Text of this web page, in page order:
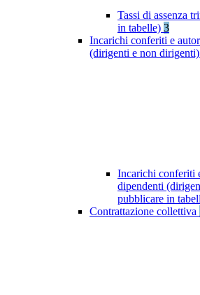
Tassi di assenza
in tabelle) 3
Incarichi conferiti e
(dirigenti e non dirigenti)
Incarichi conferiti
dipendenti
pubblicare in
Contrattazione collettiva